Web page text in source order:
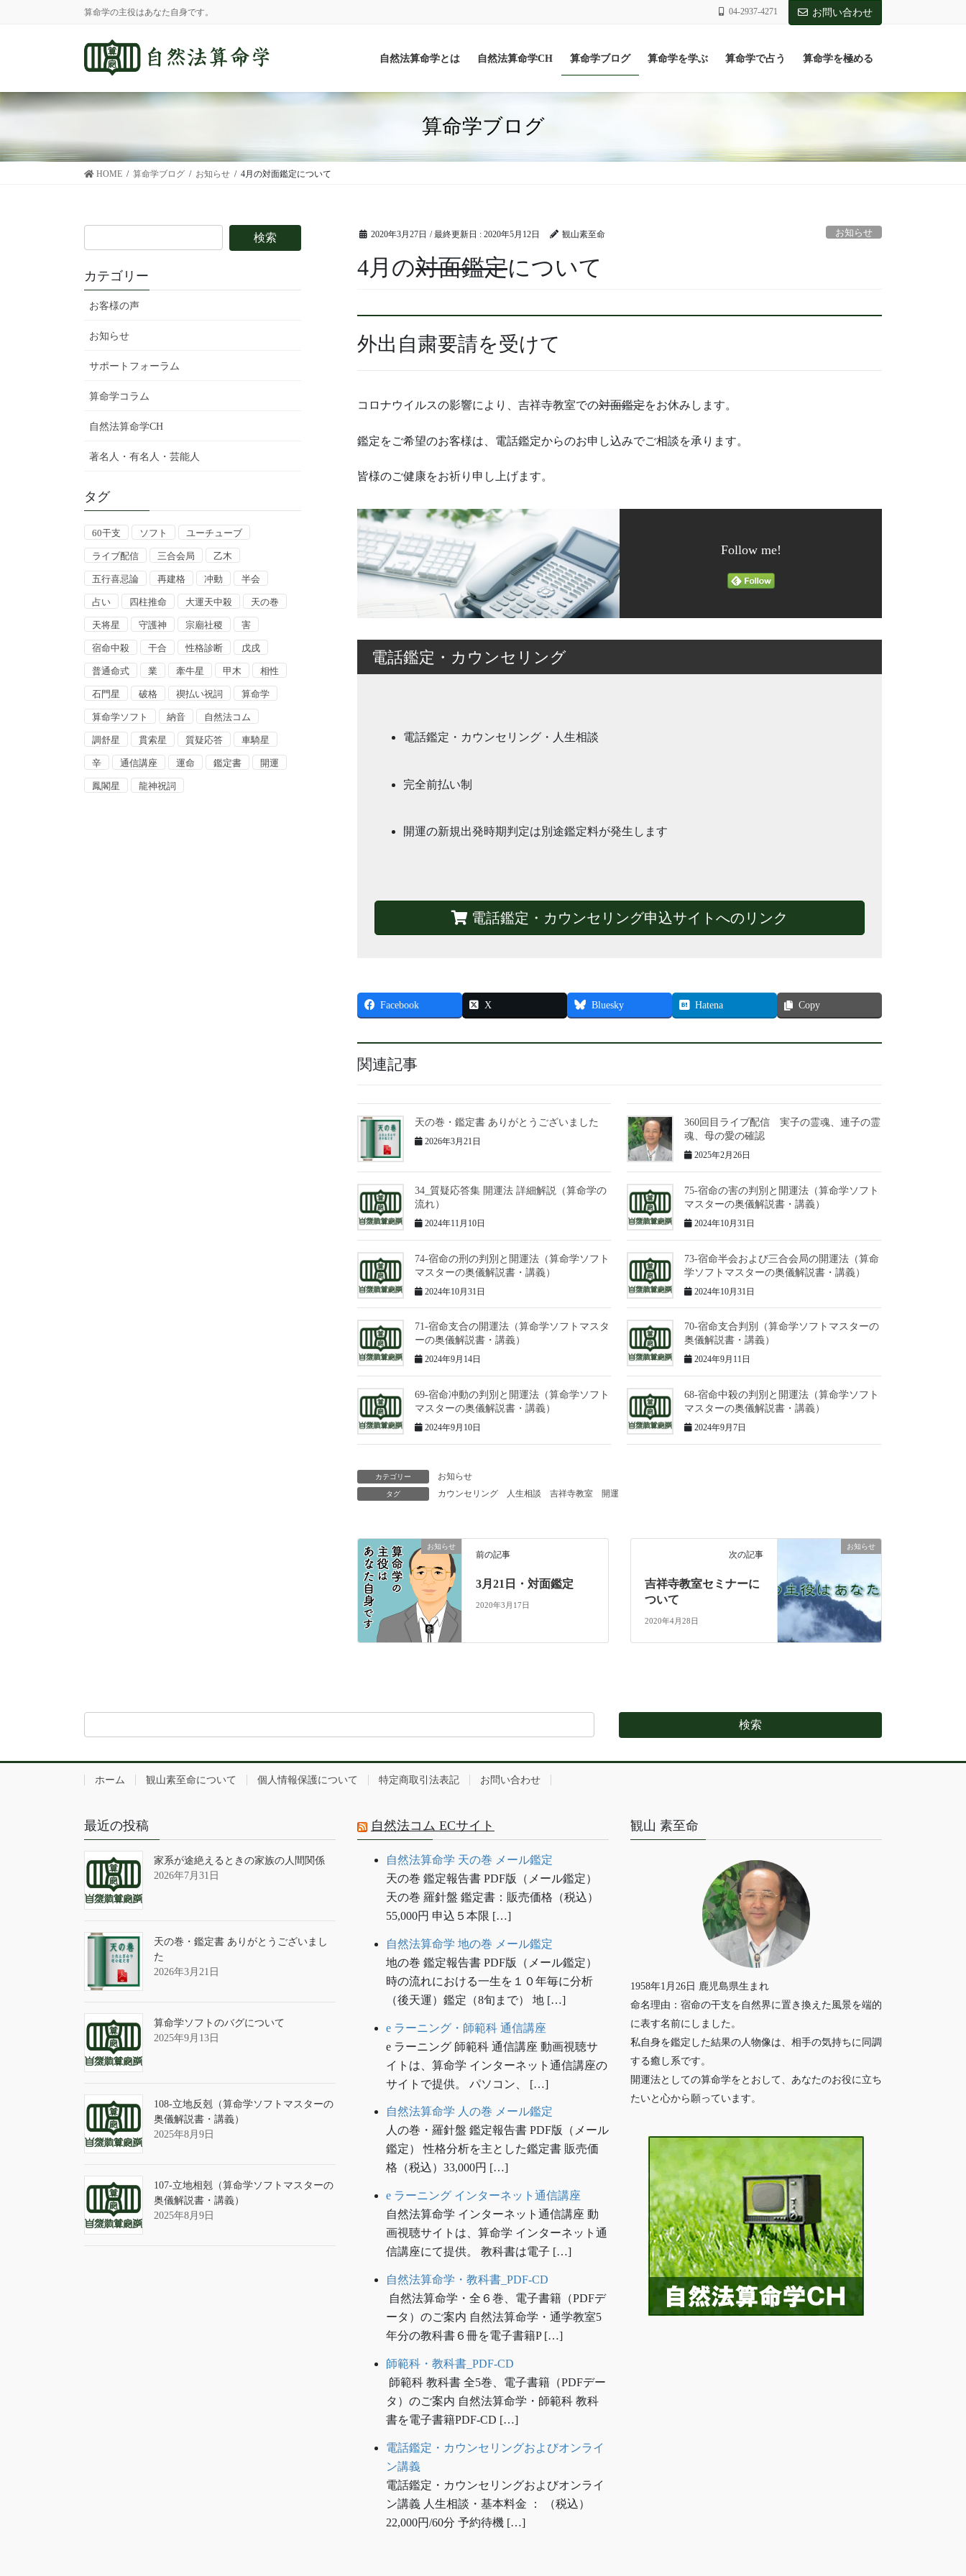
に
移
ョ
ン
移
動
算命学の主役はあなた自身です。 04-2937-4271 お問い合わせ
自然法算命学とは 自然法算命学CH 算命学ブログ 算命学を学ぶ 算命学で占う 算命学を極める
算命学ブログ
HOME 算命学ブログ お知らせ 4月の対面鑑定について
2020年3月27日 / 最終更新日 : 2020年5月12日 観山素至命 お知らせ
4月の対面鑑定について
外出自粛要請を受けて
コロナウイルスの影響により、吉祥寺教室での対面鑑定をお休みします。
鑑定をご希望のお客様は、電話鑑定からのお申し込みでご相談を承ります。
皆様のご健康をお祈り申し上げます。
Follow me!
電話鑑定・カウンセリング
電話鑑定・カウンセリング・人生相談
完全前払い制
開運の新規出発時期判定は別途鑑定料が発生します
電話鑑定・カウンセリング申込サイトへのリンク
Facebook X Bluesky Hatena Copy
関連記事
天の巻・鑑定書 ありがとうございました
2026年3月21日
360回目ライブ配信 実子の霊魂、連子の霊
魂、母の愛の確認
2025年2月26日
34_質疑応答集 開運法 詳細解説（算命学の
流れ）
2024年11月10日
75-宿命の害の判別と開運法（算命学ソフト
マスターの奥儀解説書・講義）
2024年10月31日
74-宿命の刑の判別と開運法（算命学ソフト
マスターの奥儀解説書・講義）
2024年10月31日
73-宿命半会および三合会局の開運法（算命
学ソフトマスターの奥儀解説書・講義）
2024年10月31日
71-宿命支合の開運法（算命学ソフトマスタ
ーの奥儀解説書・講義）
2024年9月14日
70-宿命支合判別（算命学ソフトマスターの
奥儀解説書・講義）
2024年9月11日
69-宿命冲動の判別と開運法（算命学ソフト
マスターの奥儀解説書・講義）
2024年9月10日
68-宿命中殺の判別と開運法（算命学ソフト
マスターの奥儀解説書・講義）
2024年9月7日
カテゴリー お知らせ
タグ カウンセリング 人生相談 吉祥寺教室 開運
お知らせ
前の記事
3月21日・対面鑑定
2020年3月17日
お知らせ
次の記事
吉祥寺教室セミナーに
ついて
2020年4月28日
カテゴリー
お客様の声
お知らせ
サポートフォーラム
算命学コラム
自然法算命学CH
著名人・有名人・芸能人
タグ
60干支 ソフト ユーチューブ
ライブ配信 三合会局 乙木
五行喜忌論 再建格 冲動 半会
占い 四柱推命 大運天中殺 天の巻
天将星 守護神 宗廟社稷 害
宿命中殺 干合 性格診断 戊戌
普通命式 業 牽牛星 甲木 相性
石門星 破格 禊払い祝詞 算命学
算命学ソフト 納音 自然法コム
調舒星 貫索星 質疑応答 車騎星
辛 通信講座 運命 鑑定書 開運
鳳閣星 龍神祝詞
ホーム 観山素至命について 個人情報保護について 特定商取引法表記 お問い合わせ
最近の投稿
家系が途絶えるときの家族の人間関係
2026年7月31日
天の巻・鑑定書 ありがとうございまし
た
2026年3月21日
算命学ソフトのバグについて
2025年9月13日
108-立地反剋（算命学ソフトマスターの
奥儀解説書・講義）
2025年8月9日
107-立地相剋（算命学ソフトマスターの
奥儀解説書・講義）
2025年8月9日
自然法コム ECサイト
自然法算命学 天の巻 メール鑑定
天の巻 鑑定報告書 PDF版（メール鑑定）
天の巻 羅針盤 鑑定書：販売価格（税込）
55,000円 申込５本限 […]
自然法算命学 地の巻 メール鑑定
地の巻 鑑定報告書 PDF版（メール鑑定）
時の流れにおける一生を１０年毎に分析
（後天運）鑑定（8旬まで） 地 […]
e ラーニング・師範科 通信講座
e ラーニング 師範科 通信講座 動画視聴サ
イトは、算命学 インターネット通信講座の
サイトで提供。 パソコン、 […]
自然法算命学 人の巻 メール鑑定
人の巻・羅針盤 鑑定報告書 PDF版（メール
鑑定） 性格分析を主とした鑑定書 販売価
格（税込）33,000円 […]
e ラーニング インターネット通信講座
自然法算命学 インターネット通信講座 動
画視聴サイトは、算命学 インターネット通
信講座にて提供。 教科書は電子 […]
自然法算命学・教科書_PDF-CD
自然法算命学・全６巻、電子書籍（PDFデ
ータ）のご案内 自然法算命学・通学教室5
年分の教科書６冊を電子書籍P […]
師範科・教科書_PDF-CD
師範科 教科書 全5巻、電子書籍（PDFデー
タ）のご案内 自然法算命学・師範科 教科
書を電子書籍PDF-CD […]
電話鑑定・カウンセリングおよびオンライ
ン講義
電話鑑定・カウンセリングおよびオンライ
ン講義 人生相談・基本料金 ： （税込）
22,000円/60分 予約待機 […]
観山 素至命
1958年1月26日 鹿児島県生まれ
命名理由：宿命の干支を自然界に置き換えた風景を端的
に表す名前にしました。
私自身を鑑定した結果の人物像は、相手の気持ちに同調
する癒し系です。
開運法としての算命学をとおして、あなたのお役に立ち
たいと心から願っています。